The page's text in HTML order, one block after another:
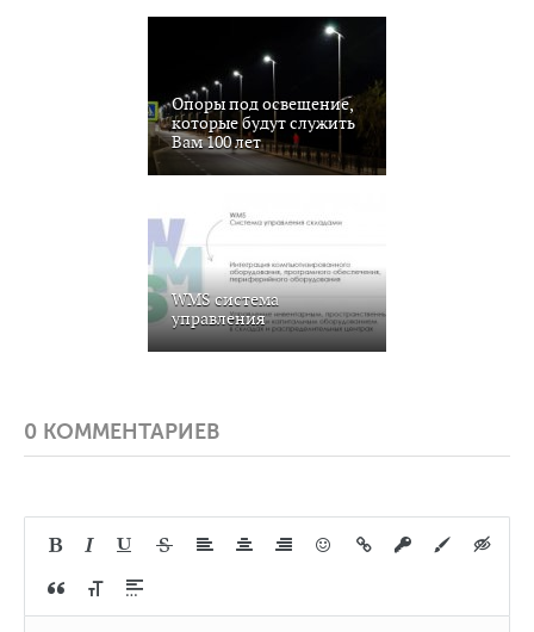
Опоры под освещение,
которые будут служить
Вам 100 лет
WMS система
управления
0 КОММЕНТАРИЕВ